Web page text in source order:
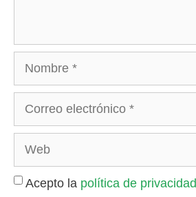
Nombre
Acepto la política de privacidad